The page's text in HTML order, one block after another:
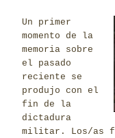
Un primer
momento de la
memoria sobre
el pasado
reciente se
produjo con el
fin de la
dictadura
militar. Los/as